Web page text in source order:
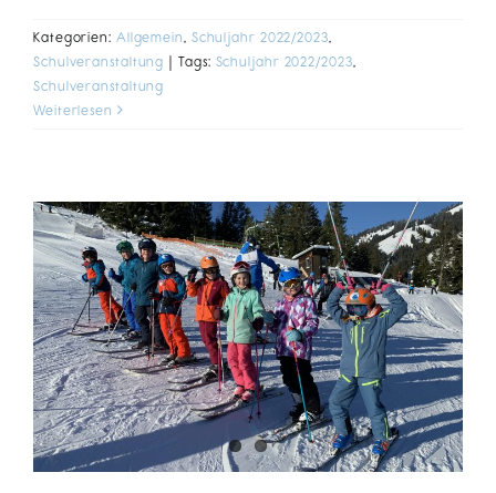
Kategorien: Allgemein Schuljahr 2022/2023
Schulveranstaltung
Tags: Schuljahr 2022/2023
Schulveranstaltung
Weiterlesen